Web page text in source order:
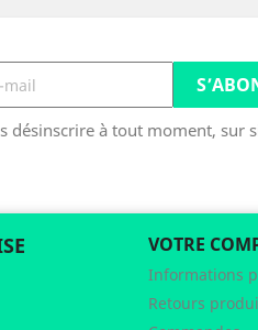
désinscrire à tout moment, sur
VOTRE
Informations
Retours